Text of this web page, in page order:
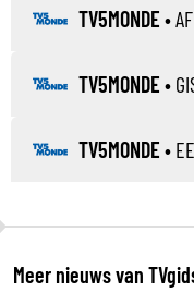
TV5MONDE •
TV5MONDE •
TV5MONDE •
Meer nieuws van